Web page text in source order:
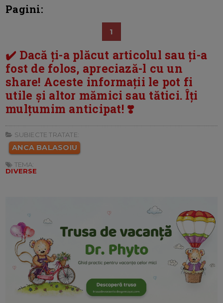
Pagini:
1
✔️ Dacă ți-a plăcut articolul sau ți-a
fost de folos, apreciază-l cu un
share! Aceste informații le pot fi
utile și altor mămici sau tătici. Îți
mulțumim anticipat! ❣️
SUBIECTE TRATATE:
ANCA BALASOIU
TEMA:
DIVERSE